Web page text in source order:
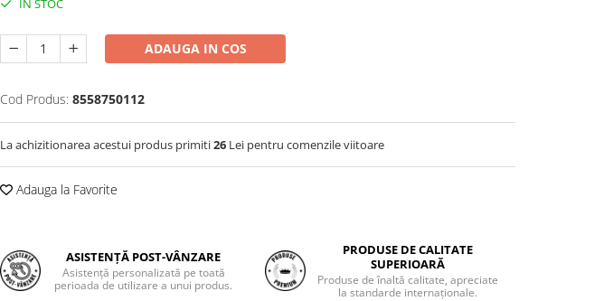
IN STOC
ADAUGA IN COS
Cod Produs: 8558750112
La achizitionarea acestui produs primiti26 Lei pentru comenzile viitoare
Adauga la Favorite
ASISTENȚĂ POST-VÂNZARE
Asistență personalizată pe toată
perioada de utilizare a unui produs.
PRODUSE DE CALITATE
SUPERIOARĂ
Produse de înaltă calitate, apreciate
la standarde internaționale.